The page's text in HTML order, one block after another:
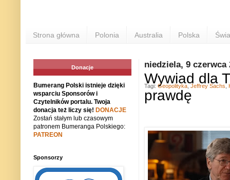
Strona główna Polonia Australia Polska
niedziela, 9 czerwca
Wywiad dla
prawdę
Tagi: Geopolityka Jeffrey Sachs
Donacje
Bumerang Polski istnieje dzięki
wsparciu Sponsorów i
Czytelników portalu. Twoja
donacja też liczy się! DONACJE
Zostań stałym lub czasowym
patronem Bumeranga Polskiego:
PATREON
Sponsorzy